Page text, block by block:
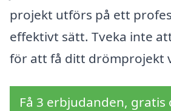
projekt utförs på ett
effektivt sätt. Tveka inte
för att få ditt drömprojekt
Få 3 erbjudanden, gratis